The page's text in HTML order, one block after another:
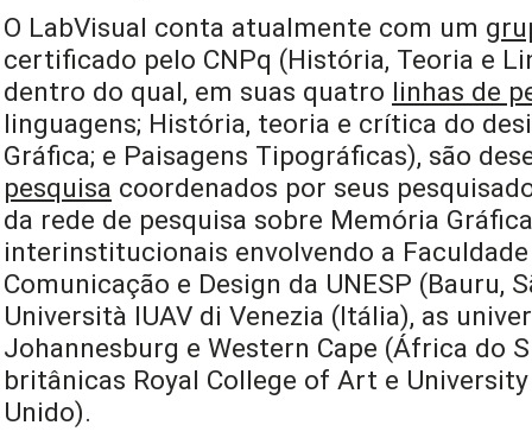
O LabVisual conta atualmente com um
certificado pelo CNPq (História, Teoria e
dentro do qual, em suas quatro linhas de
linguagens; História, teoria e crítica do
Gráfica; e Paisagens Tipográficas), são
pesquisa coordenados por seus
da rede de pesquisa sobre Memória
interinstitucionais envolvendo a
Comunicação e Design da UNESP (Bauru,
Università IUAV di Venezia (Itália), as
Johannesburg e Western Cape (África do
britânicas Royal College of Art e
Unido).